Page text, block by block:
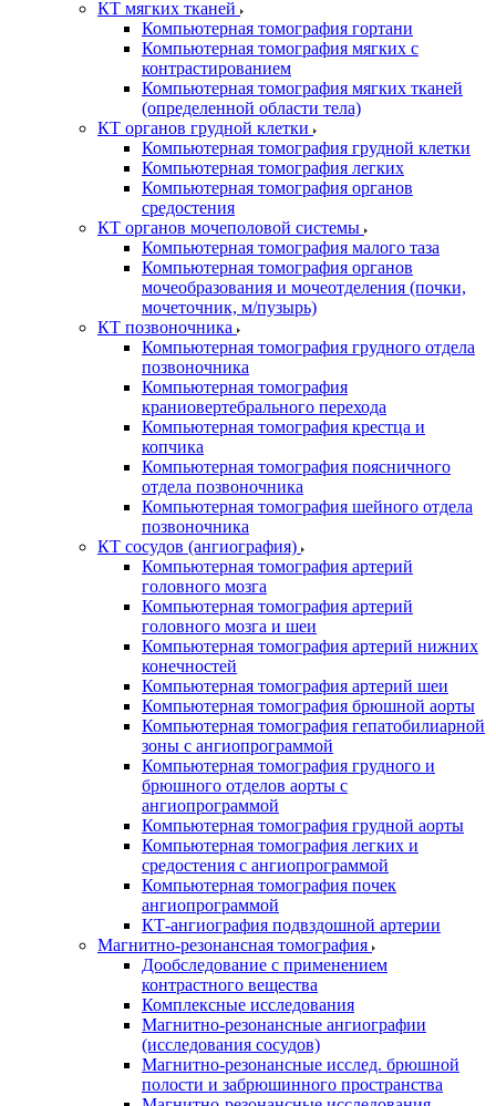
КТ мягких тканей
Компьютерная томография гортани
Компьютерная томография мягких с
контрастированием
Компьютерная томография мягких тканей
(определенной области тела)
КТ органов грудной клетки
Компьютерная томография грудной клетки
Компьютерная томография легких
Компьютерная томография органов
средостения
КТ органов мочеполовой системы
Компьютерная томография малого таза
Компьютерная томография органов
мочеобразования и мочеотделения (почки,
мочеточник, м/пузырь)
КТ позвоночника
Компьютерная томография грудного отдела
позвоночника
Компьютерная томография
краниовертебрального перехода
Компьютерная томография крестца и
копчика
Компьютерная томография поясничного
отдела позвоночника
Компьютерная томография шейного отдела
позвоночника
КТ сосудов (ангиография)
Компьютерная томография артерий
головного мозга
Компьютерная томография артерий
головного мозга и шеи
Компьютерная томография артерий нижних
конечностей
Компьютерная томография артерий шеи
Компьютерная томография брюшной аорты
Компьютерная томография гепатобилиарной
зоны с ангиопрограммой
Компьютерная томография грудного и
брюшного отделов аорты с
ангиопрограммой
Компьютерная томография грудной аорты
Компьютерная томография легких и
средостения с ангиопрограммой
Компьютерная томография почек
ангиопрограммой
КТ-ангиография подвздошной артерии
Магнитно-резонансная томография
Дообследование с применением
контрастного вещества
Комплексные исследования
Магнитно-резонансные ангиографии
(исследования сосудов)
Магнитно-резонансные исслед. брюшной
полости и забрюшинного пространства